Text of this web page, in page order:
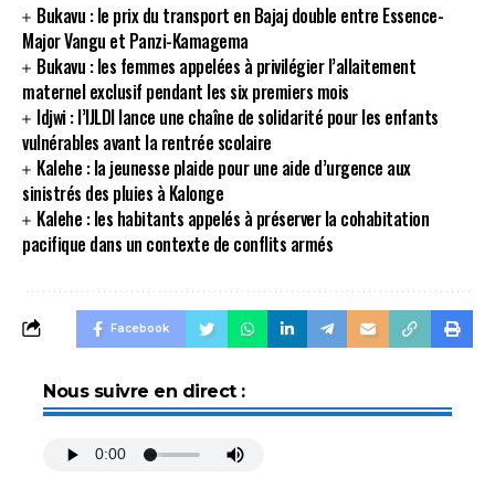
Bukavu : le prix du transport en Bajaj double entre Essence-
Major Vangu et Panzi-Kamagema
Bukavu : les femmes appelées à privilégier l’allaitement
maternel exclusif pendant les six premiers mois
Idjwi : l’IJLDI lance une chaîne de solidarité pour les enfants
vulnérables avant la rentrée scolaire
Kalehe : la jeunesse plaide pour une aide d’urgence aux
sinistrés des pluies à Kalonge
Kalehe : les habitants appelés à préserver la cohabitation
pacifique dans un contexte de conflits armés
Facebook
Nous suivre en direct :